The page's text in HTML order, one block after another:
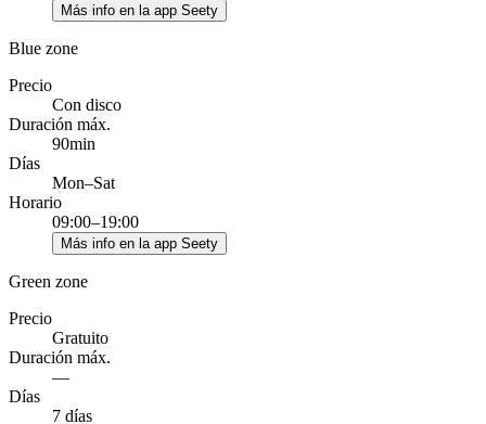
Más info en la app Seety
Blue zone
Precio
Con disco
Duración máx.
90min
Días
Mon–Sat
Horario
09:00–19:00
Más info en la app Seety
Green zone
Precio
Gratuito
Duración máx.
—
Días
7 días